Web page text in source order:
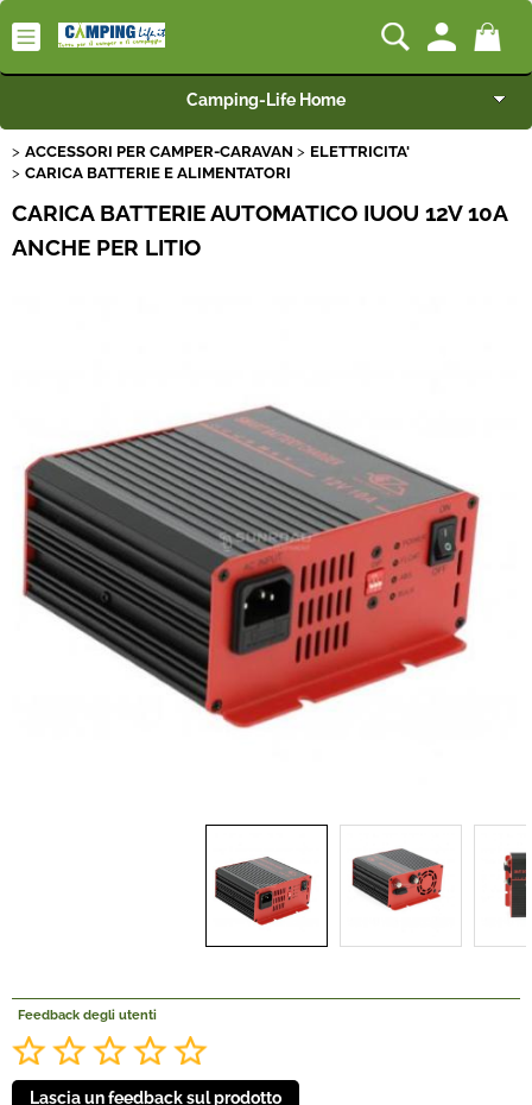
Camping-Life Home
Articoli per Camper e Caravan
Articoli per Furgonati e Van
BEST SELLER
Rimorchi
Nautica
Offerte Del mese
Fineserie e Occasioni
Convenzioni
Veicoli Pronta consegna
Lavora Con Noi
ACCESSORI PER CAMPER-CARAVAN
ELETTRICITA'
CARICA BATTERIE E ALIMENTATORI
CARICA BATTERIE AUTOMATICO IUOU 12V 10A
ANCHE PER LITIO
Feedback degli utenti